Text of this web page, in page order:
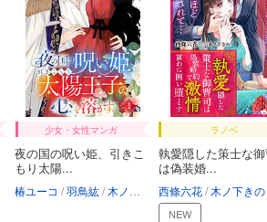
少女・女性マンガ
夜の国の呪い姫、引きこ
もり太陽...
椿ユーコ 羽鳥紘 木ノ下きの
ラノベ
執愛隠した策士な
は偽装婚...
西條六花 木ノ下きの
NEW